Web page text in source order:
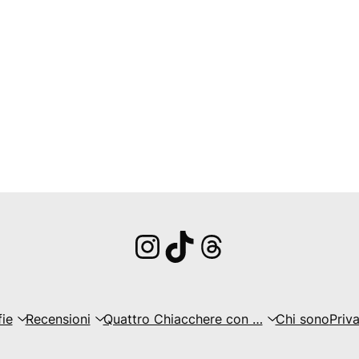
Instagram
TikTokThreads
Recensioni Quattro Chiacchere con … Chi sono